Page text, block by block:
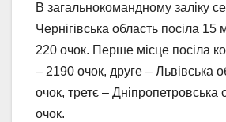
В загальнокомандному заліку
Чернігівська область посіла
220 очок. Перше місце посіла
– 2190 очок, друге – Львівська
очок, третє – Дніпропетровська
очок.